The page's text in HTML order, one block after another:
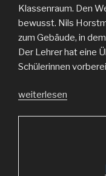
Klassenraum. Den
bewusst. Nils
zum Gebäude, in
Der Lehrer hat eine
Schülerinnen
„1
weiterlesen